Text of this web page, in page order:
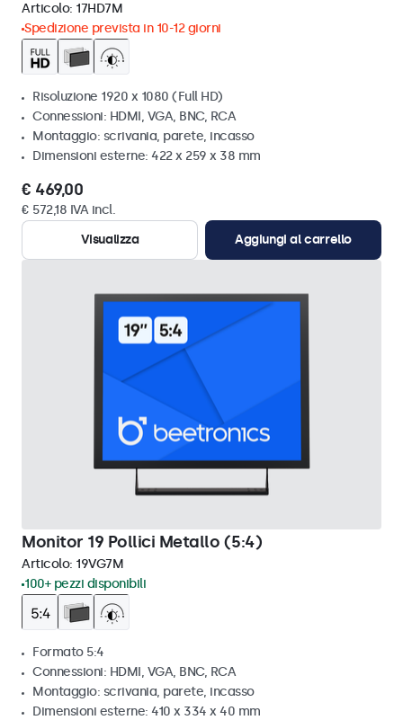
Articolo: 17HD7M
Spedizione prevista in 10-12 giorni
Risoluzione 1920 x 1080 (Full HD)
Connessioni: HDMI, VGA, BNC, RCA
Montaggio: scrivania, parete, incasso
Dimensioni esterne: 422 x 259 x 38 mm
€ 469,00
€ 572,18 IVA incl.
Visualizza
Aggiungi al carrello
Monitor 19 Pollici Metallo (5:4)
Articolo: 19VG7M
100+ pezzi disponibili
Formato 5:4
Connessioni: HDMI, VGA, BNC, RCA
Montaggio: scrivania, parete, incasso
Dimensioni esterne: 410 x 334 x 40 mm